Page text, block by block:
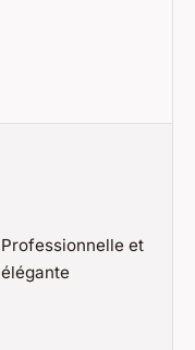
Professionnelle et
élégante